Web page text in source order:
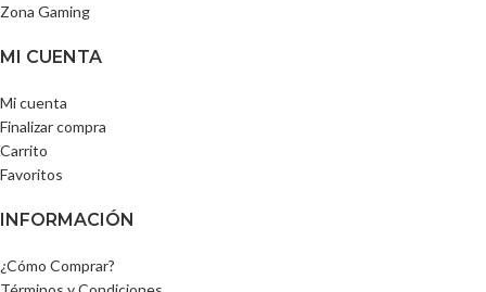
Zona Gaming
MI CUENTA
Mi cuenta
Finalizar compra
Carrito
Favoritos
INFORMACIÓN
¿Cómo Comprar?